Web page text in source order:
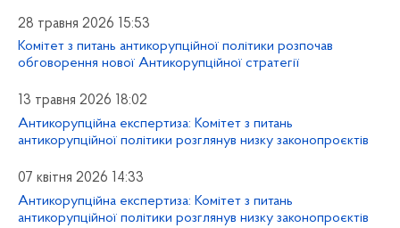
28 травня 2026 15:53
Комітет з питань антикорупційної політики розпочав
обговорення нової Антикорупційної стратегії
13 травня 2026 18:02
Антикорупційна експертиза: Комітет з питань
антикорупційної політики розглянув низку законопроєктів
07 квітня 2026 14:33
Антикорупційна експертиза: Комітет з питань
антикорупційної політики розглянув низку законопроєктів